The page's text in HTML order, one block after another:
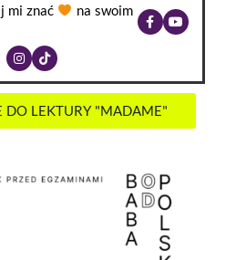
mi znać
na swoim
DO LEKTURY "MADAME"